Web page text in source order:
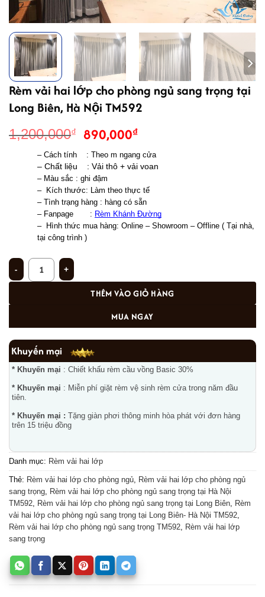
Rèm vải hai lớp cho phòng ngủ sang trọng tại
Long Biên, Hà Nội TM592
1,200,000₫ Giá
gốc
là:
1,200,000₫.
890,000₫Giá
hiện
tại
890,000₫.
– Cách tính    : Theo m ngang cửa
– Chất liệu    : Vải thô + vải voan
– Màu sắc : ghi đậm
–  Kích thước: Làm theo thực tế
– Tình trạng hàng : hàng có sẵn
– Fanpage       : Rèm Khánh Đường
– Hình thức mua hàng: Online – Showroom – Offline ( Tại nhà,
tại công trình )
Rèm vải hai lớp cho phòng ngủ sang trọng tại Long Biên, Hà Nội TM592 số
THÊM VÀO GIỎ HÀNG
MUA NGAY
Khuyến mại
* Khuyến mại : Chiết khấu rèm cầu vồng Basic 30%
* Khuyến mại : Miễn phí giặt rèm vệ sinh rèm cửa trong năm đầu
tiên.
* Khuyến mại : Tặng giàn phơi thông minh hòa phát với đơn hàng
trên 15 triệu đồng
Danh mục: Rèm vải hai lớp
Thẻ: Rèm vải hai lớp cho phòng ngủ, Rèm vải hai lớp cho phòng ngủ
sang trọng, Rèm vải hai lớp cho phòng ngủ sang trọng tại Hà Nội
TM592, Rèm vải hai lớp cho phòng ngủ sang trọng tại Long Biên, Rèm
vải hai lớp cho phòng ngủ sang trọng tại Long Biên- Hà Nội TM592,
Rèm vải hai lớp cho phòng ngủ sang trọng TM592, Rèm vải hai lớp
sang trọng